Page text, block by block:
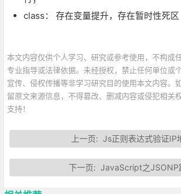
class： 存在变量提升，存在暂时性死区
本文内容仅供个人学习、研究或参考使用，不构成
专业指导或法律依据。未经授权，禁止任何单位或
宣传、侵权传播等非学习研究目的使用本文内容。
留原文来源信息，不得篡改、删减内容或侵犯相关
支持！
上一页: Js正则表达式验证IP
下一页:JavaScript之JSONP